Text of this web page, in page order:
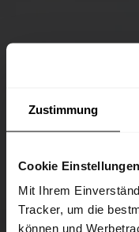
Zustimmung
Cookie Einstellungen
Mit Ihrem
Tracker, um die
können und